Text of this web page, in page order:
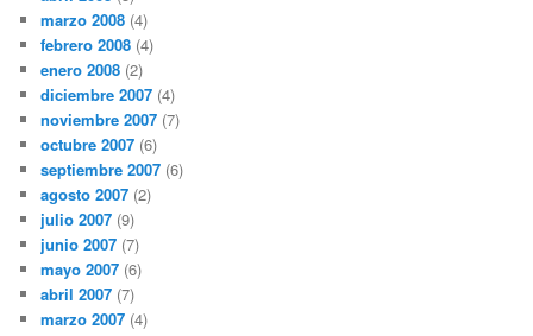
marzo 2008 (4)
febrero 2008 (4)
enero 2008 (2)
diciembre 2007 (4)
noviembre 2007 (7)
octubre 2007 (6)
septiembre 2007 (6)
agosto 2007 (2)
julio 2007 (9)
junio 2007 (7)
mayo 2007 (6)
abril 2007 (7)
marzo 2007 (4)